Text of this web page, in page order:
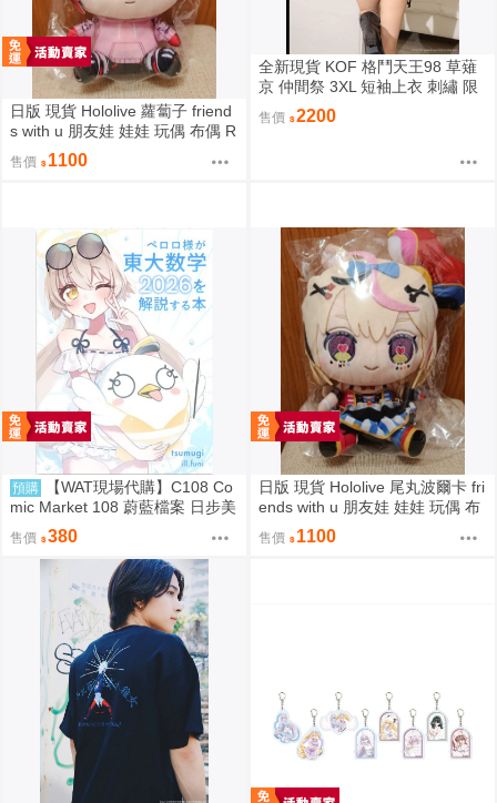
日版 現貨 Hololive 蘿蔔子 friend
s with u 朋友娃 娃娃 玩偶 布偶 R
oboco ロボ子
售價 1100
全新現貨 KOF 格鬥天王98 草薙
京 仲間祭 3XL 短袖上衣 刺繡 限
定聯名
售價 2200
預購
【WAT現場代購】C108 Co
mic Market 108 蔚藍檔案 日步美
ペロロ様が東大数学2026を解説
する本
售價 380
日版 現貨 Hololive 尾丸波爾卡 fri
ends with u 朋友娃 娃娃 玩偶 布
偶 座長 尾丸ポルカ
售價 1100